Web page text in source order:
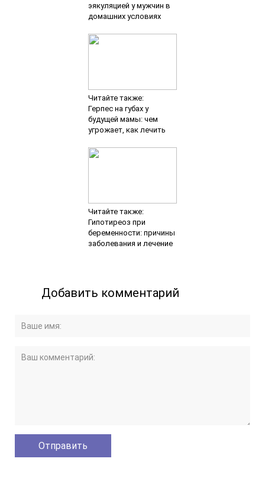
эякуляцией у мужчин в
домашних условиях
Читайте также:
Герпес на губах у
будущей мамы: чем
угрожает, как лечить
Читайте также:
Гипотиреоз при
беременности: причины
заболевания и лечение
Добавить комментарий